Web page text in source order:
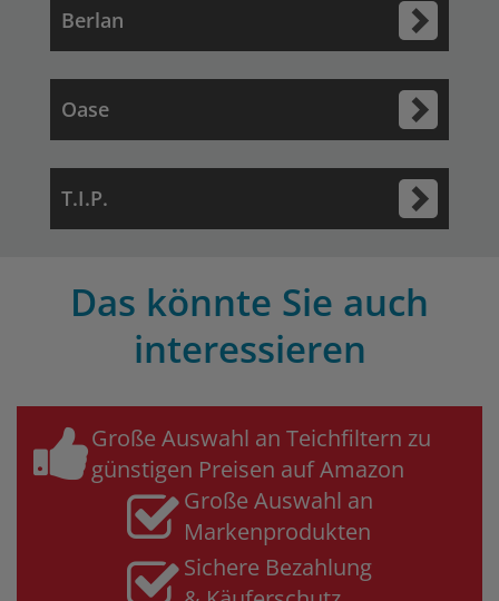
Berlan
Oase
T.I.P.
Das könnte Sie auch
interessieren
Große Auswahl an Teichfiltern zu
günstigen Preisen auf Amazon
Große Auswahl an
Markenprodukten
Sichere Bezahlung